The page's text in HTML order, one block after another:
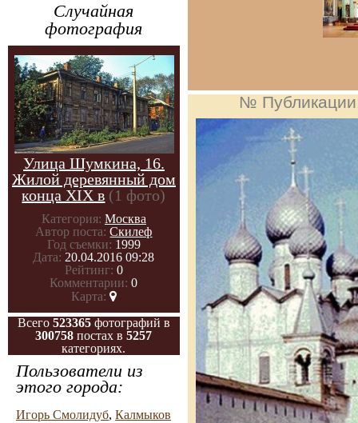
Случайная
фотография
Улица Шумкина, 16.
Жилой деревянный дом
конца XIX в (1 фото)
Категория: Москва
Автор поста: Скилеф
Год съемки: 1999
Дата: 20.04.2016 09:28
Рейтинг: 0
Комментарии: 0
Карта:
Всего 523365 фотографий в
300758 постах в5257
категориях.
Пользователи из
этого города:
Игорь Смолидуб, Калмыков
№